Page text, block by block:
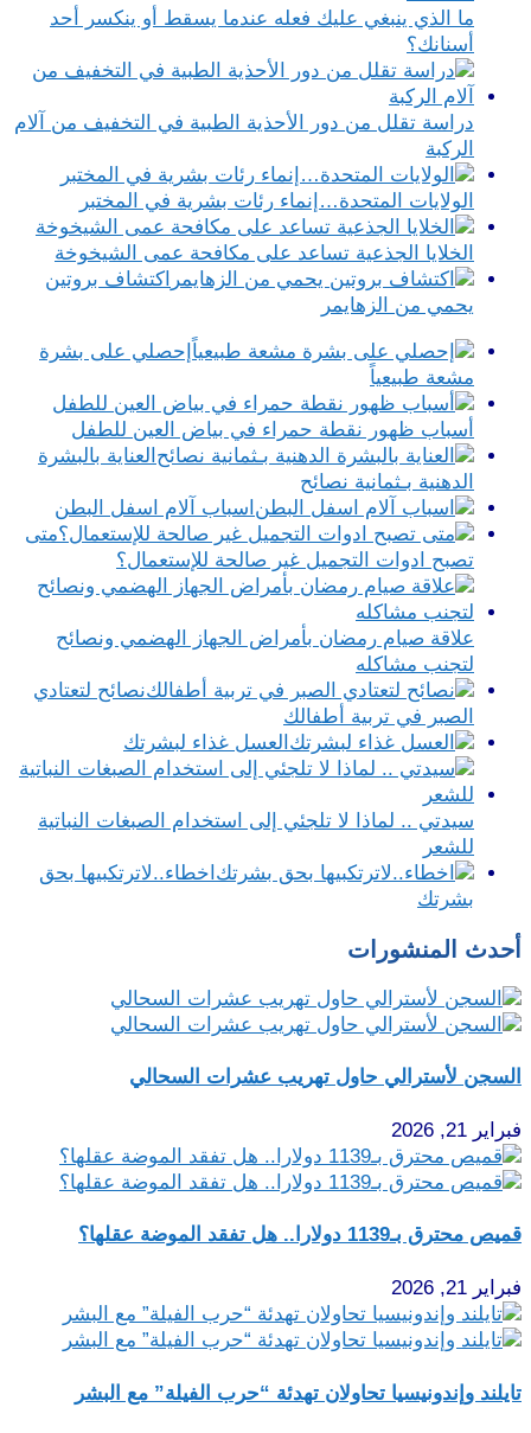
ما الذي ينبغي عليك فعله عندما يسقط أو ينكسر أحد
أسنانك؟
دراسة تقلل من دور الأحذية الطبية في التخفيف من آلام
الركبة
الولايات المتحدة…إنماء رئات بشرية في المختبر
الخلايا الجذعية تساعد على مكافحة عمى الشيخوخة
اكتشاف بروتين
يحمي من الزهايمر
إحصلي على بشرة
مشعة طبيعياً
أسباب ظهور نقطة حمراء في بياض العين للطفل
العناية بالبشرة
الدهنية بـثمانية نصائح
اسباب آلام اسفل البطن
متى
تصبح ادوات التجميل غير صالحة للإستعمال؟
علاقة صيام رمضان بأمراض الجهاز الهضمي ونصائح
لتجنب مشاكله
نصائح لتعتادي
الصبر في تربية أطفالك
العسل غذاء لبشرتك
سيدتي .. لماذا لا تلجئي إلى استخدام الصبغات النباتية
للشعر
اخطاء..لاترتكبيها بحق
بشرتك
أحدث المنشورات
السجن لأسترالي حاول تهريب عشرات السحالي
فبراير 21, 2026
قميص محترق بـ1139 دولارا.. هل تفقد الموضة عقلها؟
فبراير 21, 2026
تايلند وإندونيسيا تحاولان تهدئة “حرب الفيلة” مع البشر